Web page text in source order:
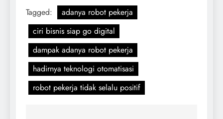
Tagged:
adanya robot pekerja
ciri bisnis siap go digital
dampak adanya robot pekerja
hadirnya teknologi otomatisasi
robot pekerja tidak selalu positif